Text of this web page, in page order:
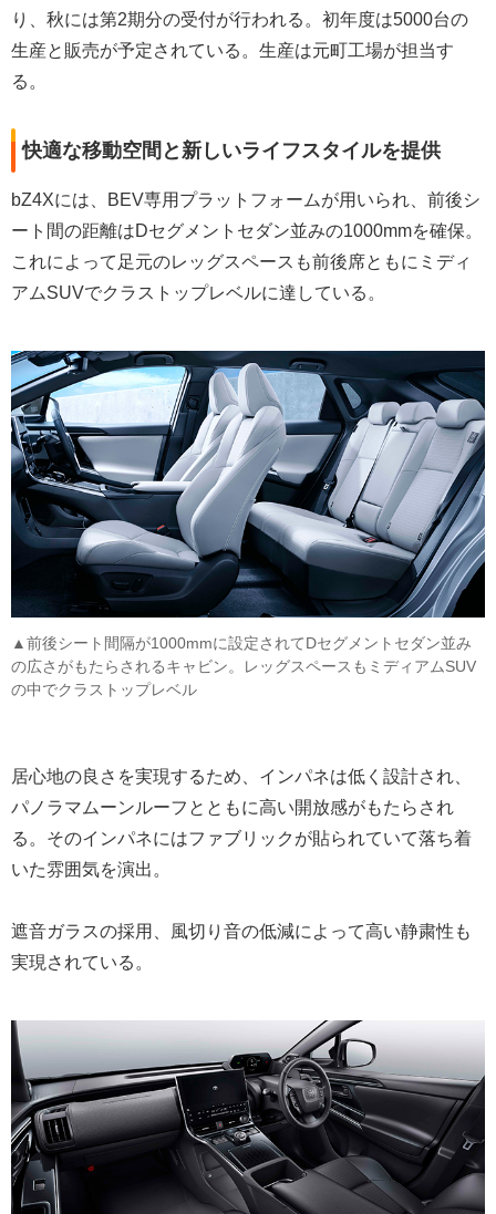
り、秋には第2期分の受付が行われる。初年度は5000台の
生産と販売が予定されている。生産は元町工場が担当す
る。
快適な移動空間と新しいライフスタイルを提供
bZ4Xには、BEV専用プラットフォームが用いられ、前後シ
ート間の距離はDセグメントセダン並みの1000mmを確保。
これによって足元のレッグスペースも前後席ともにミディ
アムSUVでクラストップレベルに達している。
▲前後シート間隔が1000mmに設定されてDセグメントセダン並み
の広さがもたらされるキャビン。レッグスペースもミディアムSUV
の中でクラストップレベル
居心地の良さを実現するため、インパネは低く設計され、
パノラマムーンルーフとともに高い開放感がもたらされ
る。そのインパネにはファブリックが貼られていて落ち着
いた雰囲気を演出。
遮音ガラスの採用、風切り音の低減によって高い静粛性も
実現されている。